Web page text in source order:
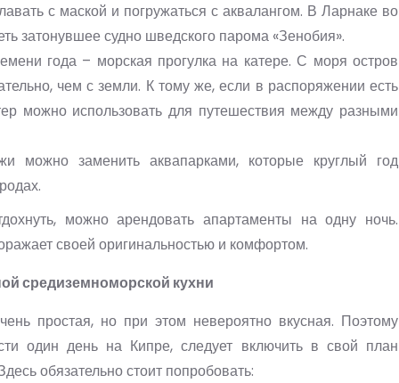
с маской и погружаться с аквалангом. В Ларнаке во
затонувшее судно шведского парома «Зенобия».
года – морская прогулка на катере. С моря остров
чем с земли. К тому же, если в распоряжении есть
можно использовать для путешествия между разными
можно заменить аквапарками, которые круглый год
можно арендовать апартаменты на одну ночь.
своей оригинальностью и комфортом.
средиземноморской кухни
простая, но при этом невероятно вкусная. Поэтому
один день на Кипре, следует включить в свой план
обязательно стоит попробовать: